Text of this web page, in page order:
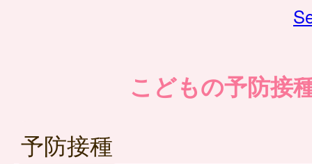
こどもの予防接
予防接種